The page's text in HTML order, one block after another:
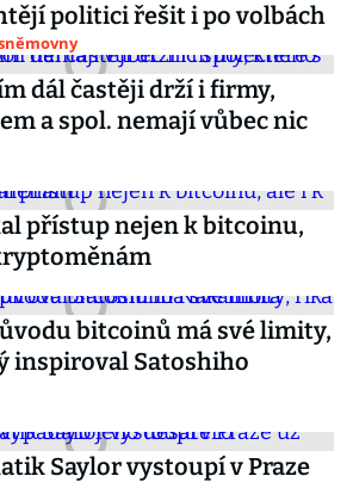
politici řešit i po volbách
dál častěji drží i firmy,
a spol. nemají vůbec nic
přístup nejen k bitcoinu,
bitcoinů má své limity,
inspiroval Satoshiho
Saylor vystoupí v Praze